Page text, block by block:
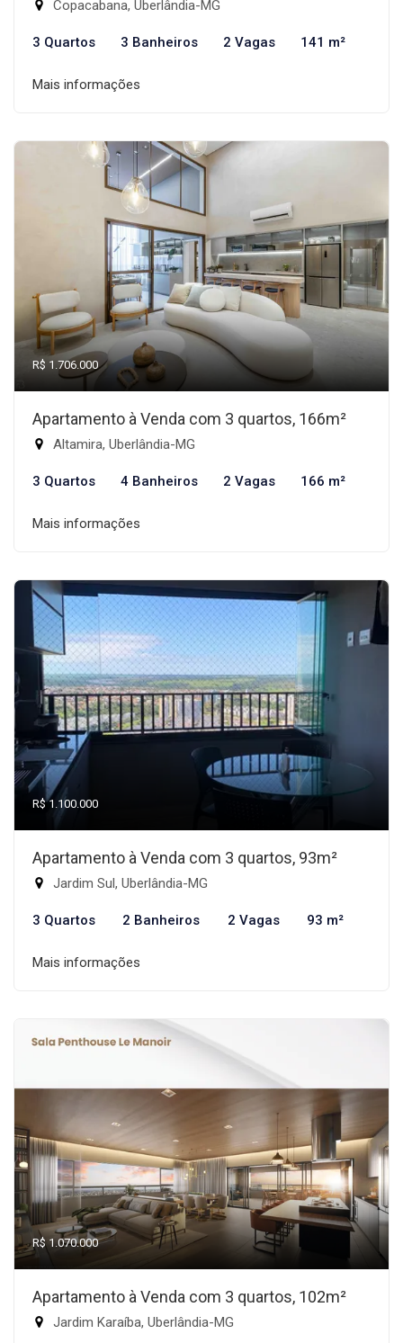
Copacabana, Uberlândia-MG
3 Quartos 3 Banheiros 2 Vagas 141 m²
Mais informações
R$ 1.706.000
Apartamento à Venda com 3 quartos, 166m²
Altamira, Uberlândia-MG
3 Quartos 4 Banheiros 2 Vagas 166 m²
Mais informações
R$ 1.100.000
Apartamento à Venda com 3 quartos, 93m²
Jardim Sul, Uberlândia-MG
3 Quartos 2 Banheiros 2 Vagas 93 m²
Mais informações
R$ 1.070.000
Apartamento à Venda com 3 quartos, 102m²
Jardim Karaíba, Uberlândia-MG